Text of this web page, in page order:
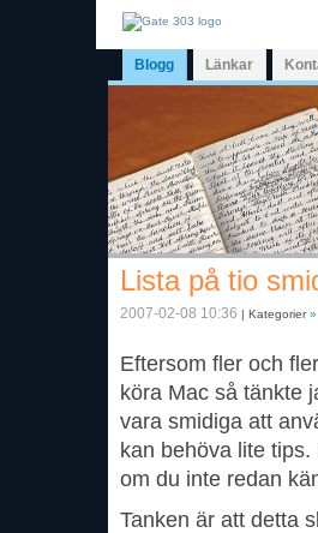
Blogg Länkar
Lista på tio
2007-02-08 10:36 | Kategorier»
Eftersom fler och
köra Mac så tänkte
vara smidiga att
kan behöva lite
om du inte redan
Tanken är att detta